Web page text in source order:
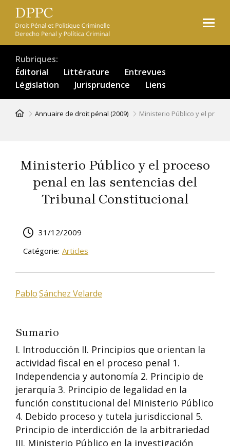
Aller
contenu
principal
Rubriques
Éditorial
Littérature
Entrevues
Législation
Jurisprudence Liens
Fil
d'Ariane
Annuaire de droit pénal (2009) Ministerio Público y el
Ministerio Público y el proceso
penal en las sentencias del
Tribunal Constitucional
31/12/2009
Catégorie: Articles
PabloSánchez Velarde
Sumario
I. Introducción II. Principios que orientan la
actividad fiscal en el proceso penal 1.
Independencia y autonomía 2. Principio de
jerarquía 3. Principio de legalidad en la
función constitucional del Ministerio Público
4. Debido proceso y tutela jurisdiccional 5.
Principio de interdicción de la arbitrariedad
III. Ministerio Público en la investigación